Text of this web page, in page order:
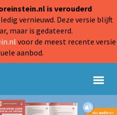
is verouderd
vernieuwd. Deze versie blijft
maar is gedateerd.
voor de meest recente versie
aanbod.